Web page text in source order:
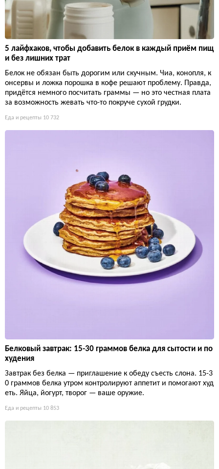
5 лайфхаков, чтобы добавить белок в каждый приём пищ
и без лишних трат
Белок не обязан быть дорогим или скучным. Чиа, конопля, к
онсервы и ложка порошка в кофе решают проблему. Правда,
придётся немного посчитать граммы — но это честная плата
за возможность жевать что-то покруче сухой грудки.
Еда и рецепты 10 732
Белковый завтрак: 15-30 граммов белка для сытости и по
худения
Завтрак без белка — приглашение к обеду съесть слона. 15-3
0 граммов белка утром контролируют аппетит и помогают худ
еть. Яйца, йогурт, творог — ваше оружие.
Еда и рецепты 10 853